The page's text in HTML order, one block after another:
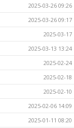
2025-03-26 09:26
2025-03-26 09:17
2025-03-17
2025-03-13 13:24
2025-02-24
2025-02-18
2025-02-10
2025-02-06 14:09
2025-01-11 08:20